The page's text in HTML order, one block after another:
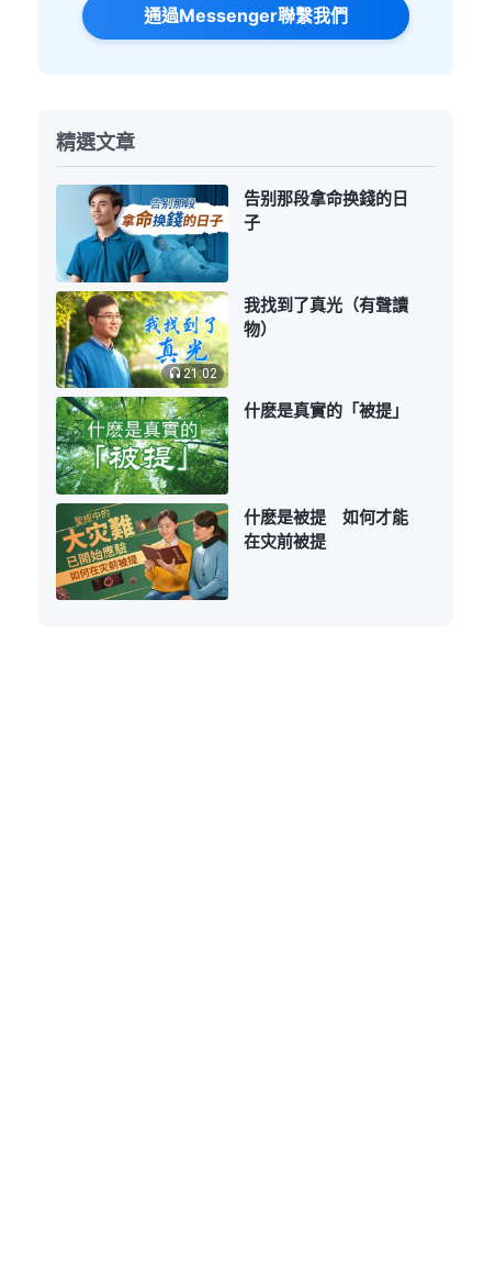
通過Messenger聯繫我們
精選文章
告别那段拿命换錢的日
子
21:02
我找到了真光（有聲讀
物）
什麽是真實的「被提」
什麽是被提 如何才能
在灾前被提